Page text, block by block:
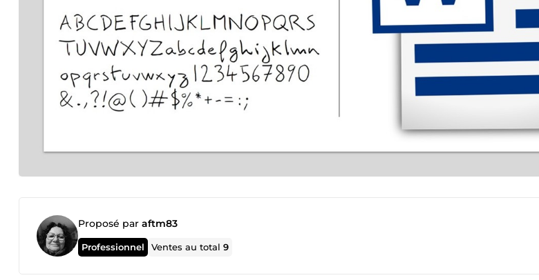
Proposé par aftm83
Professionnel Ventes au total9